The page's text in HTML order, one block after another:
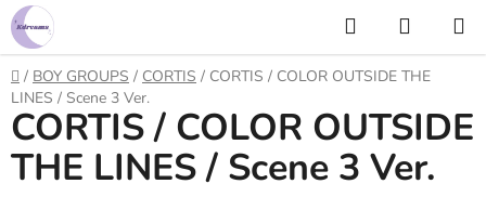
Prejsť
na
obsah
Hľadať
KOŠÍK
Domov
/ BOY GROUPS / CORTIS / CORTIS / COLOR OUTSIDE THE
LINES / Scene 3 Ver.
CORTIS / COLOR OUTSIDE
THE LINES / Scene 3 Ver.